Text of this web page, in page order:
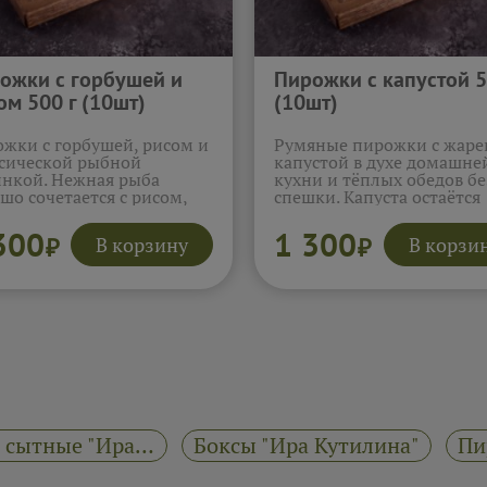
с горбушей и
500 г (10шт)
с горбушей, рисом и
рыбной
Нежная рыба
сочетается с рисом,
вкус.
вариант, который
понравится
₽ В корзину
Пирожки с капустой
(10шт)
Румяные пирожки с
капустой в духе
кухни и тёплых обедов
спешки. Капуста остаётся
тонкое тесто приятно
подрумянивается, а
вкус создаёт особенно
1 300₽ В
Пирожки сытные "Ира Кутилина" Боксы "Ира Кутилина"